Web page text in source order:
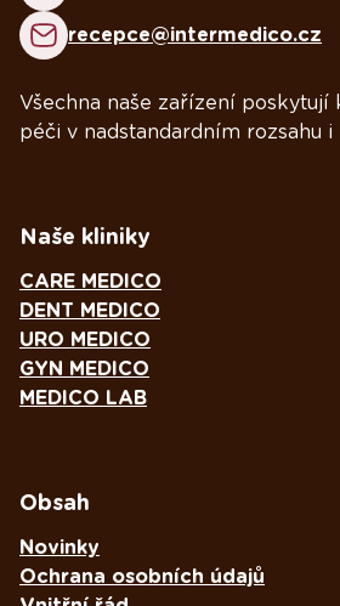
recepce@intermedico.cz
Všechna naše zařízení poskytují
péči v nadstandardním rozsahu i
Naše kliniky
CARE MEDICO
DENT MEDICO
URO MEDICO
GYN MEDICO
MEDICO LAB
Obsah
Novinky
Ochrana osobních údajů